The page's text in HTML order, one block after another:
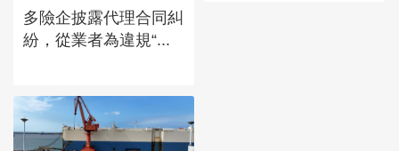
多險企披露代理合同糾
紛，從業者為違規“...